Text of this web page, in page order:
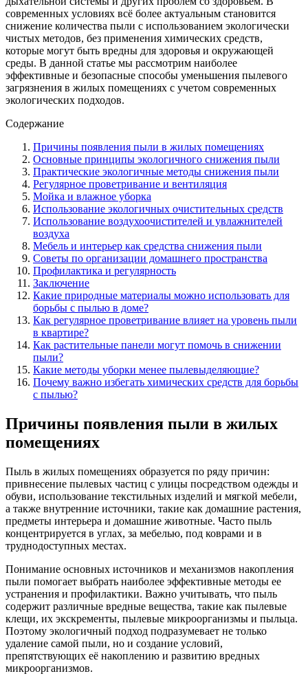
современных условиях всё более актуальным становится
снижение количества пыли с использованием экологически
чистых методов, без применения химических средств,
которые могут быть вредны для здоровья и окружающей
среды. В данной статье мы рассмотрим наиболее
эффективные и безопасные способы уменьшения пылевого
загрязнения в жилых помещениях с учетом современных
экологических подходов.
Содержание
Причины появления пыли в жилых помещениях
Основные принципы экологичного снижения пыли
Практические экологичные методы снижения пыли
Регулярное проветривание и вентиляция
Мойка и влажное уборка
Использование экологичных очистительных средств
Использование воздухоочистителей и увлажнителей
воздуха
Мебель и интерьер как средства снижения пыли
Советы по организации домашнего пространства
Профилактика и регулярность
Заключение
Какие природные материалы можно использовать для
борьбы с пылью в доме?
Как регулярное проветривание влияет на уровень пыли
в квартире?
Как растительные панели могут помочь в снижении
пыли?
Какие методы уборки менее пылевыделяющие?
Почему важно избегать химических средств для борьбы
с пылью?
Причины появления пыли в жилых
помещениях
Пыль в жилых помещениях образуется по ряду причин:
привнесение пылевых частиц с улицы посредством одежды и
обуви, использование текстильных изделий и мягкой мебели,
а также внутренние источники, такие как домашние растения,
предметы интерьера и домашние животные. Часто пыль
концентрируется в углах, за мебелью, под коврами и в
труднодоступных местах.
Понимание основных источников и механизмов накопления
пыли помогает выбрать наиболее эффективные методы ее
устранения и профилактики. Важно учитывать, что пыль
содержит различные вредные вещества, такие как пылевые
клещи, их экскременты, пылевые микроорганизмы и пыльца.
Поэтому экологичный подход подразумевает не только
удаление самой пыли, но и создание условий,
препятствующих её накоплению и развитию вредных
микроорганизмов.